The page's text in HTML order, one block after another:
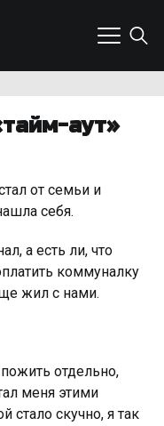
аут»
от семьи и
себя.
а есть ли, что
коммуналку
жил с нами.
отдельно,
меня этими
стало скучно, я так